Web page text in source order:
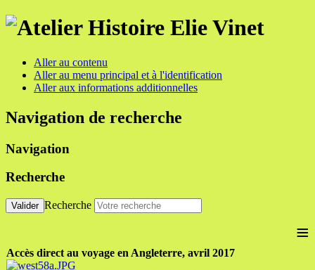
Aller au contenu
Aller au menu principal et à l'identification
Aller aux informations additionnelles
Navigation de recherche
Navigation
Recherche
Valider Recherche
≡
Accès direct au voyage en Angleterre, avril 2017